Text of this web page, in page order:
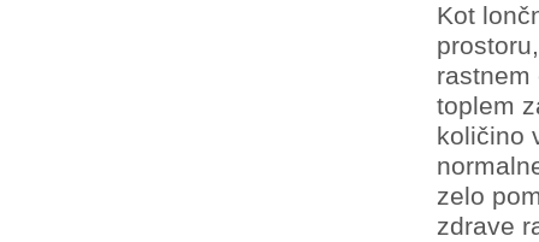
Kot
rastnem
toplem
količino
zelo
zdrave